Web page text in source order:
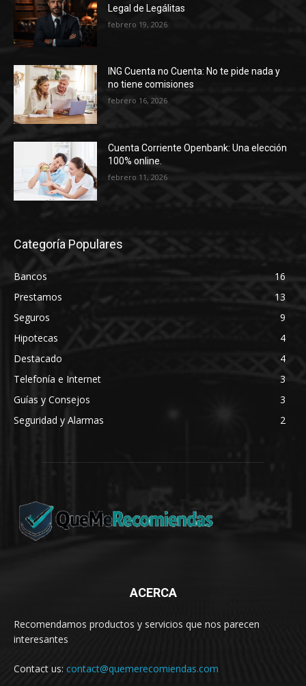
Legal de Legálitas
febrero 19, 2026
ING Cuenta no Cuenta: No te pide nada y
no tiene comisiones
febrero 16, 2026
Cuenta Corriente Openbank: Una elección
100% online.
febrero 11, 2026
Categoría Populares
Bancos
16
Prestamos
13
Seguros
9
Hipotecas
4
Destacado
4
Telefonía e Internet
3
Guías y Consejos
3
Seguridad y Alarmas
2
ACERCA
Recomendamos productos y servicios que nos parecen
interesantes
Contact us: contact@quemerecomiendas.com